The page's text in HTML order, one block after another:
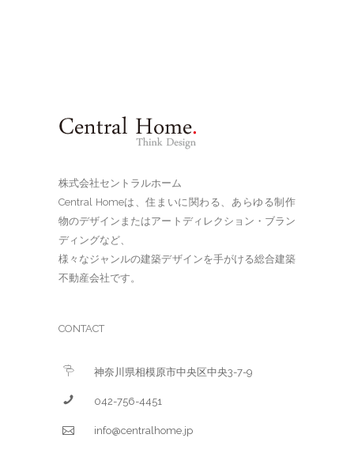
株式会社セントラルホーム
Central Homeは、住まいに関わる、あらゆる制作
物のデザインまたはアートディレクション・ブラン
ディングなど、
様々なジャンルの建築デザインを手がける総合建築
不動産会社です。
CONTACT
神奈川県相模原市中央区中央3-7-9
042-756-4451
info@centralhome.jp